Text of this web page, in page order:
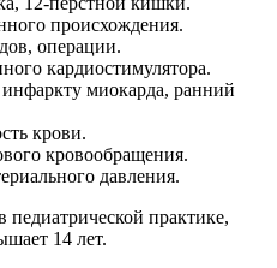
происхождения.
операции.
кардиостимулятора.
миокарда, ранний
крови.
кровообращения.
давления.
практике,
14 лет.